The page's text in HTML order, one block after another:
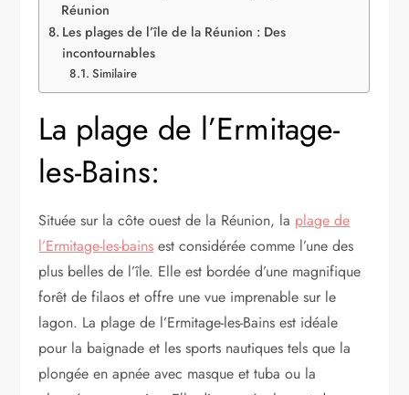
Réunion
Les plages de l’île de la Réunion : Des
incontournables
Similaire
La plage de l’Ermitage-
les-Bains:
Située sur la côte ouest de la Réunion, la plage de
l’Ermitage-les-bains est considérée comme l’une des
plus belles de l’île. Elle est bordée d’une magnifique
forêt de filaos et offre une vue imprenable sur le
lagon. La plage de l’Ermitage-les-Bains est idéale
pour la baignade et les sports nautiques tels que la
plongée en apnée avec masque et tuba ou la